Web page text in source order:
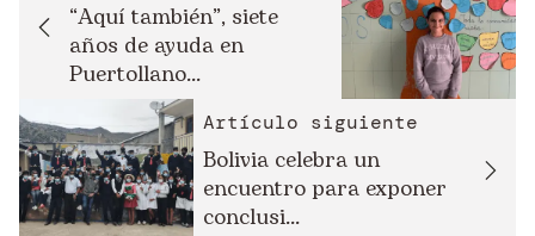
“Aquí también”, siete
años de ayuda en
Puertollano...
Artículo siguiente
Bolivia celebra un
encuentro para exponer
conclusi...